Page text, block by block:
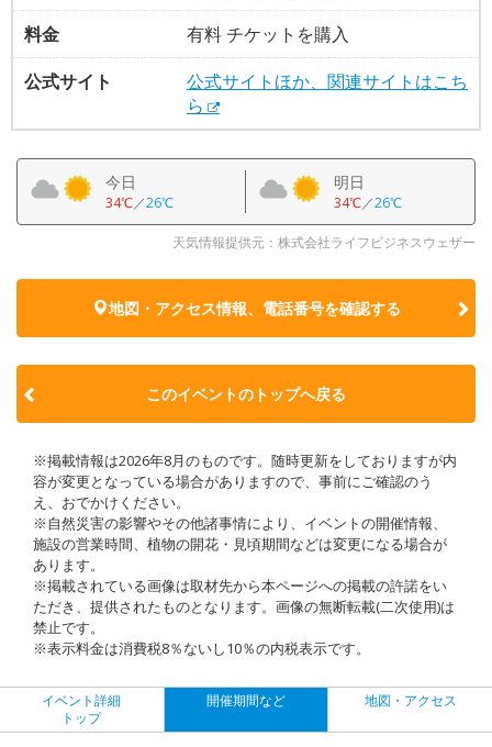
料金
有料 チケットを購入
公式サイト
公式サイトほか、関連サイトはこち
ら
今日
34℃／26℃
明日
34℃／26℃
天気情報提供元：株式会社ライフビジネスウェザー
地図・アクセス情報、電話番号を確認する
このイベントのトップへ戻る
※掲載情報は2026年8月のものです。随時更新をしておりますが内
容が変更となっている場合がありますので、事前にご確認のう
え、おでかけください。
※自然災害の影響やその他諸事情により、イベントの開催情報、
施設の営業時間、植物の開花・見頃期間などは変更になる場合が
あります。
※掲載されている画像は取材先から本ページへの掲載の許諾をい
ただき、提供されたものとなります。画像の無断転載(二次使用)は
禁止です。
※表示料金は消費税8％ないし10％の内税表示です。
イベント詳細
トップ
開催期間など 地図・アクセス